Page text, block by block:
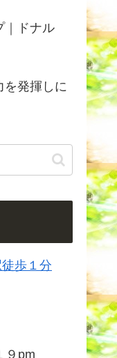
｜ドナル
を発揮しに
歩１分
９pm